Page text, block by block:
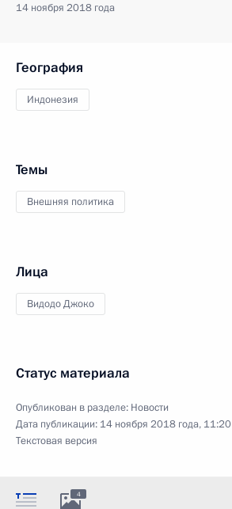
14 ноября 2018 года
География
Индонезия
Темы
Внешняя политика
Лица
Видодо Джоко
Статус материала
Опубликован в разделе: Новости
Дата публикации: 14 ноября 2018 года, 11:20
Текстовая версия
4